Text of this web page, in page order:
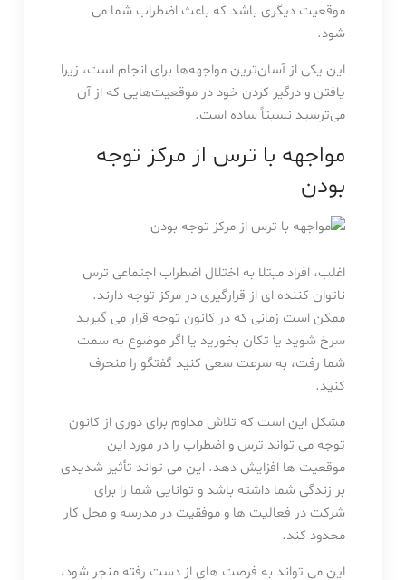
موقعیت دیگری باشد که باعث اضطراب شما می
شود.
این یکی از آسان‌ترین مواجهه‌ها برای انجام است، زیرا
یافتن و درگیر کردن خود در موقعیت‌هایی که از آن
می‌ترسید نسبتاً ساده است.
مواجهه با ترس از مرکز توجه
بودن
اغلب، افراد مبتلا به اختلال اضطراب اجتماعی ترس
ناتوان کننده ای از قرارگیری در مرکز توجه دارند.
ممکن است زمانی که در کانون توجه قرار می گیرید
سرخ شوید یا تکان بخورید یا اگر موضوع به سمت
شما رفت، به سرعت سعی کنید گفتگو را منحرف
کنید.
مشکل این است که تلاش مداوم برای دوری از کانون
توجه می تواند ترس و اضطراب را در مورد این
موقعیت ها افزایش دهد. این می تواند تأثیر شدیدی
بر زندگی شما داشته باشد و توانایی شما را برای
شرکت در فعالیت ها و موفقیت در مدرسه و محل کار
محدود کند.
این می تواند به فرصت های از دست رفته منجر شود،